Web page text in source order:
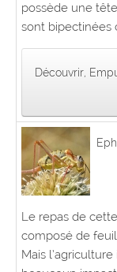
possède une
sont bipectinées
Découvrir,
Le repas de
composé de
Mais